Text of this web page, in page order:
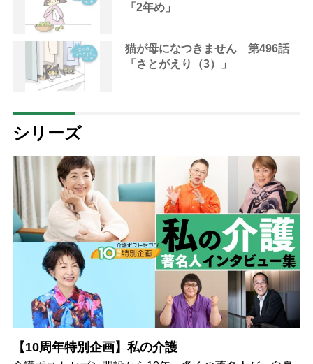
「2年め」
猫が母になつきません 第496話
「さとがえり（3）」
シリーズ
【10周年特別企画】私の介護